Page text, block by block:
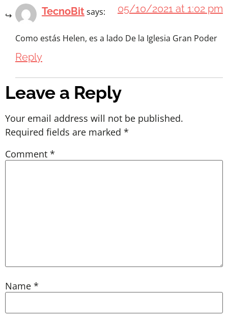
TecnoBitsays: 05/10/2021 at 1:02 pm
Como estás Helen, es a lado De la Iglesia Gran Poder
Reply
Leave a Reply
Your email address will not be published.
Required fields are marked *
Comment *
Name *